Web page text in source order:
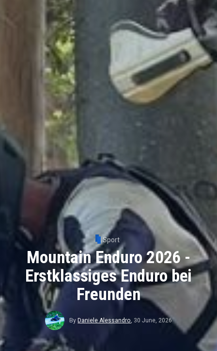
Sport
Mountain Enduro 2026 -
Erstklassiges Enduro bei
Freunden
ByDaniele Alessandro 30 June, 2026